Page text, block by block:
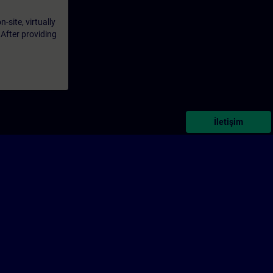
site, virtually
providing
İletişim